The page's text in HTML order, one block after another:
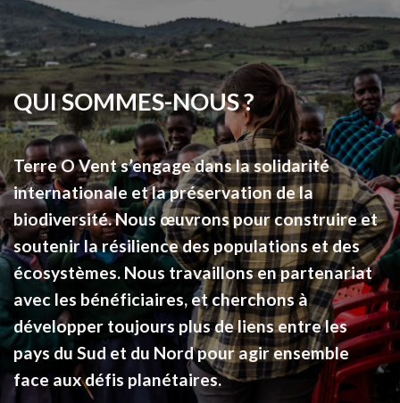
QUI SOMMES-NOUS ?
Terre O Vent s’engage dans la solidarité
internationale et la préservation de la
biodiversité. Nous œuvrons pour construire et
soutenir la résilience des populations et des
écosystèmes. Nous travaillons en partenariat
avec les bénéficiaires, et cherchons à
développer toujours plus de liens entre les
pays du Sud et du Nord pour agir ensemble
face aux défis planétaires.